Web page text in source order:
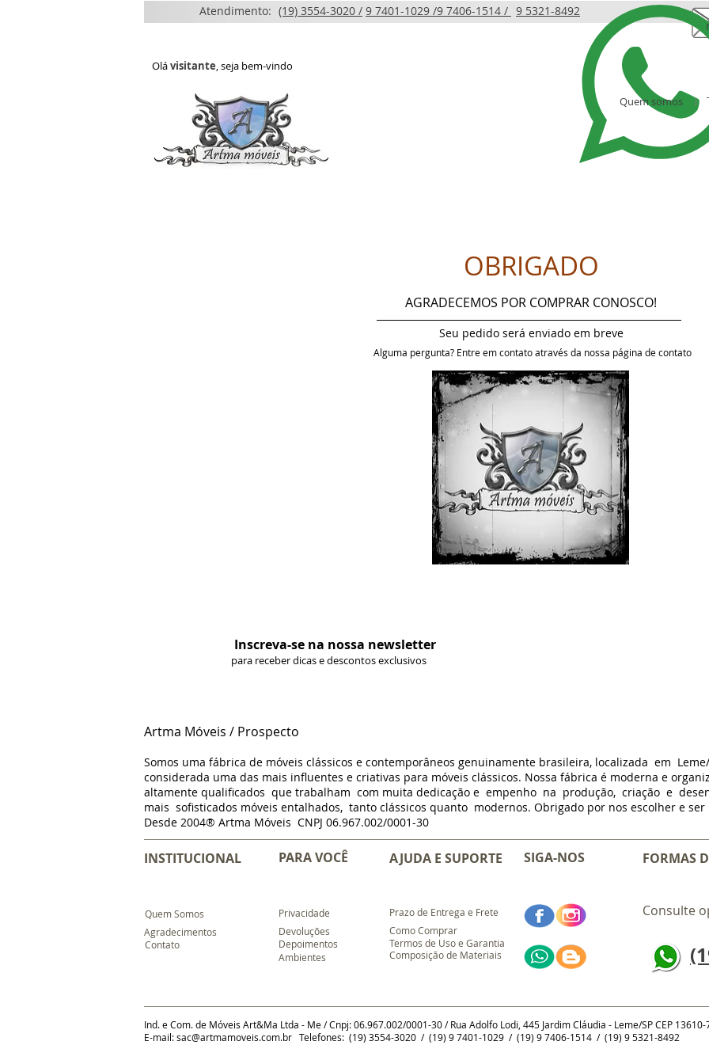
Atendimento: (19) 3554-3020 / 9 7401-1029 / 9 5321-8492
9 7406-1514 /
Olávisitante, seja bem-vindo
Quem somos
OBRIGADO
AGRADECEMOS POR COMPRAR CONOSCO!
Seu pedido será enviado em breve
Alguma pergunta? Entre em contato através da nossa página de contato
Inscreva-se na nossa newsletter
para receber dicas e descontos exclusivos
Artma Móveis / Prospecto
Somos uma fábrica de móveis clássicos e contemporâneos genuinamente brasileira, localizada em
considerada uma das mais influentes e criativas para móveis clássicos. Nossa fábrica é moderna e
altamente qualificados que trabalham com muita dedicação e empenho na produção, criação e
mais sofisticados móveis entalhados, tanto clássicos quanto modernos. Obrigado por nos escolher e
Desde 2004® Artma Móveis CNPJ 06.967.002/0001-30
INSTITUCIONAL
Quem Somos
Agradecimentos
Contato
PARA VOCÊ
Privacidade
Devoluções
Depoimentos
Ambientes
AJUDA E SUPORTE SIGA-NOS
Prazo de Entrega e Frete
Como Comprar
Termos de Uso e Garantia
Composição de Materiais
FORMAS
Consulte
Ind. e Com. de Móveis Art&Ma Ltda - Me / Cnpj: 06.967.002/0001-30 / Rua Adolfo Lodi, 445 Jardim Cláudia - Leme/SP CEP
E-mail:sac@artmamoveis.com.br Telefones: (19) 3554-3020 / (19) 9 7401-1029 / (19) 9 7406-1514 / (19) 9 5321-8492